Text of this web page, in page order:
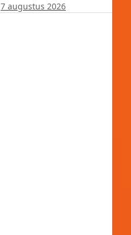
7 augustus 2026